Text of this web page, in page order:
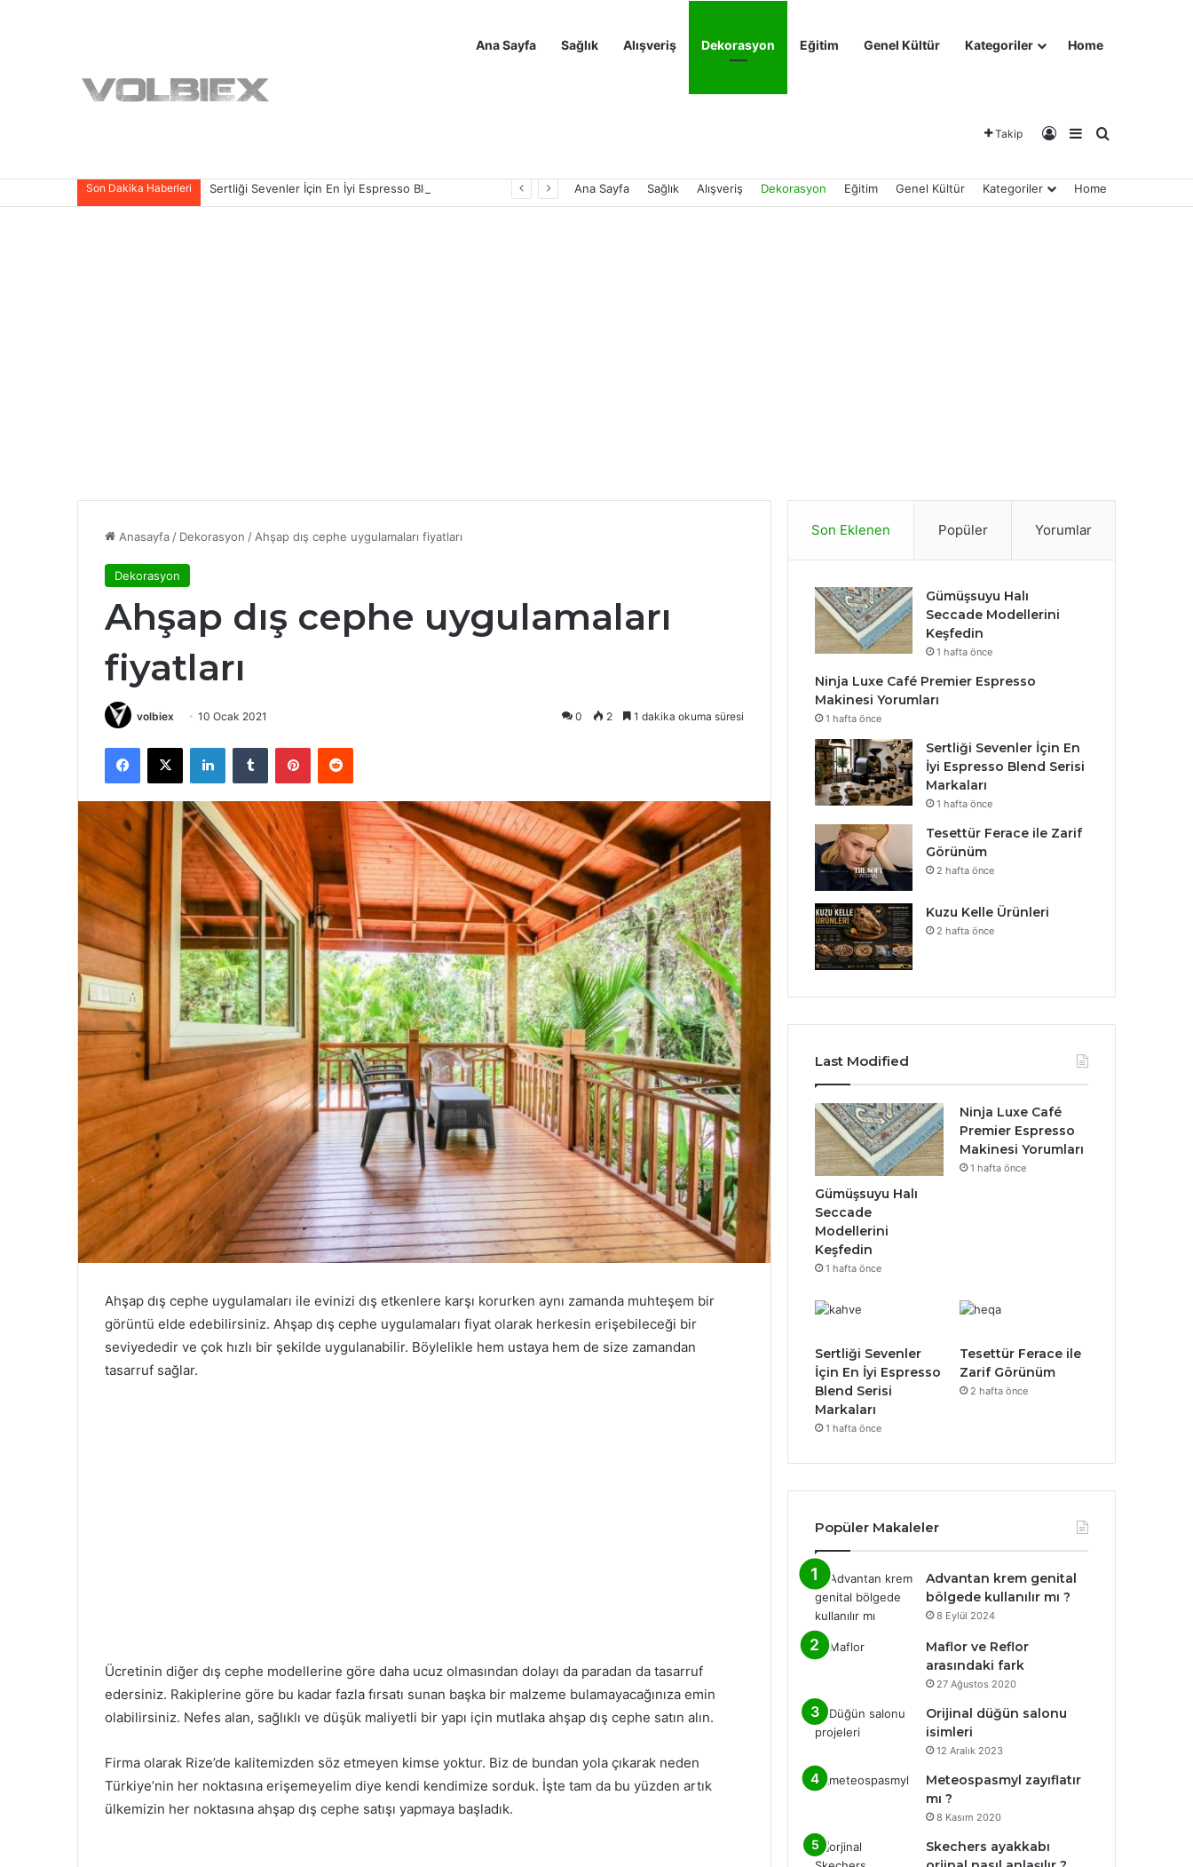
Ana Sayfa Sağlık Alışveriş Dekorasyon Eğitim Genel Kültür Kategoriler Home
Takip Kayıt OlKenar Bölmesi
Arama yap
Son Dakika Haberleri Ana Sayfa Sağlık Alışveriş Dekorasyon Eğitim Genel Kültür Kategoriler Home
Anasayfa / Dekorasyon / Ahşap dış cephe uygulamaları fiyatları
Dekorasyon
Ahşap dış cephe uygulamaları
fiyatları
volbiex 10 Ocak 2021 0 2 1 dakika okuma süresi
Facebook
X LinkedInTumblr PinterestReddit
Ahşap dış cephe uygulamaları ile evinizi dış etkenlere karşı korurken aynı zamanda muhteşem bir
görüntü elde edebilirsiniz. Ahşap dış cephe uygulamaları fiyat olarak herkesin erişebileceği bir
seviyededir ve çok hızlı bir şekilde uygulanabilir. Böylelikle hem ustaya hem de size zamandan
tasarruf sağlar.
Ücretinin diğer dış cephe modellerine göre daha ucuz olmasından dolayı da paradan da tasarruf
edersiniz. Rakiplerine göre bu kadar fazla fırsatı sunan başka bir malzeme bulamayacağınıza emin
olabilirsiniz. Nefes alan, sağlıklı ve düşük maliyetli bir yapı için mutlaka ahşap dış cephe satın alın.
Firma olarak Rize’de kalitemizden söz etmeyen kimse yoktur. Biz de bundan yola çıkarak neden
Türkiye’nin her noktasına erişemeyelim diye kendi kendimize sorduk. İşte tam da bu yüzden artık
ülkemizin her noktasına ahşap dış cephe satışı yapmaya başladık.
Son Eklenen Popüler Yorumlar
Gümüşsuyu Halı
Seccade Modellerini
Keşfedin
1 hafta önce
Ninja Luxe Café Premier Espresso
Makinesi Yorumları
1 hafta önce
Sertliği Sevenler İçin En
İyi Espresso Blend Serisi
Markaları
1 hafta önce
Tesettür Ferace ile Zarif
Görünüm
2 hafta önce
Kuzu Kelle Ürünleri
2 hafta önce
Last Modified
Gümüşsuyu Halı
Seccade
Modellerini
Keşfedin
1 hafta önce
Ninja Luxe Café
Premier Espresso
Makinesi Yorumları
1 hafta önce
Sertliği Sevenler
İçin En İyi Espresso
Blend Serisi
Markaları
1 hafta önce
Tesettür Ferace ile
Zarif Görünüm
2 hafta önce
Popüler Makaleler
Advantan krem genital
bölgede kullanılır mı ?
8 Eylül 2024
Maflor ve Reflor
arasındaki fark
27 Ağustos 2020
Orijinal düğün salonu
isimleri
12 Aralık 2023
Meteospasmyl zayıflatır
mı ?
8 Kasım 2020
Skechers ayakkabı